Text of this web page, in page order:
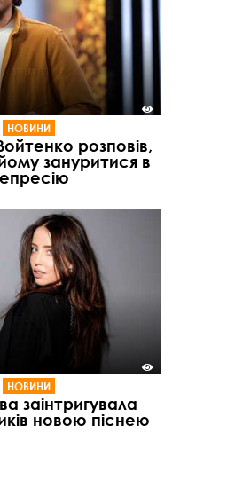
НОВИНИ
розповів,
зануритися в
НОВИНИ
заінтригувала
новою піснею